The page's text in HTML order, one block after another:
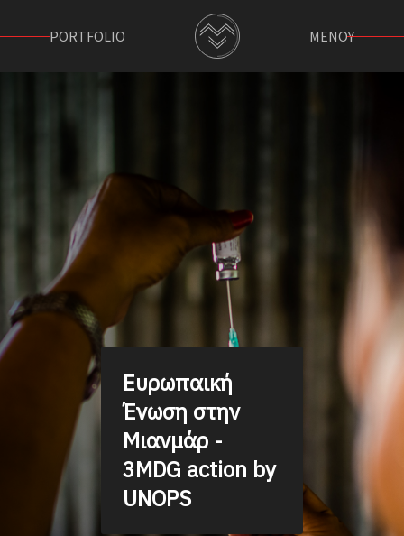
PORTFOLIO ΜΕΝΟΥ
Ευρωπαική
Ένωση στην
Μιανμάρ -
3MDG action by
UNOPS